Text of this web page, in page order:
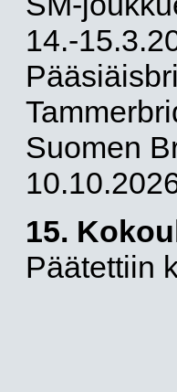
14.-
Suomen
15.
Päätettiin